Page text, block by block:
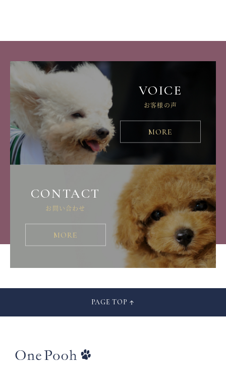
VOICE
お客様の声
MORE
CONTACT
お問い合わせ
MORE
PAGE TOP